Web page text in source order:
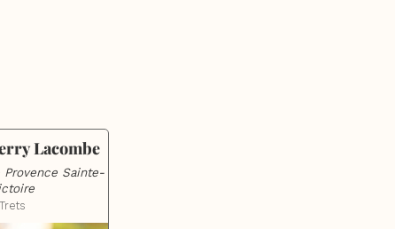
Lacombe
Provence Sainte-
Trets